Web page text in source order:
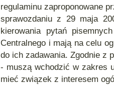
regulaminu zaproponowane
sprawozdaniu z 29 maja
kierowania pytań
Centralnego i mają na celu
do ich zadawania. Zgodnie z
- muszą wchodzić w zakres
mieć związek z interesem